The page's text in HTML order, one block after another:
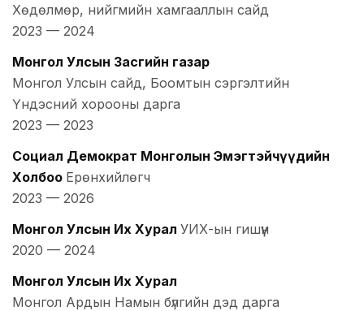
Хөдөлмөр, нийгмийн хамгааллын сайд
2023 — 2024
Монгол Улсын Засгийн газар
Монгол Улсын сайд, Боомтын сэргэлтийн
Үндэсний хорооны дарга
2023 — 2023
Социал Демократ Монголын Эмэгтэйчүүдийн
Холбоо Ерөнхийлөгч
2023 — 2026
Монгол Улсын Их Хурал УИХ-ын гишүүн
2020 — 2024
Монгол Улсын Их Хурал
Монгол Ардын Намын бүлгийн дэд дарга